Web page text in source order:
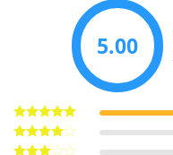
5.00
Avaliação5
de 5
Avaliação